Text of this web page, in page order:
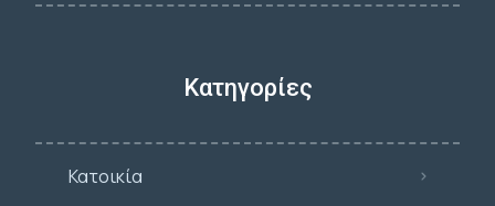
Κατηγορίες
Κατοικία